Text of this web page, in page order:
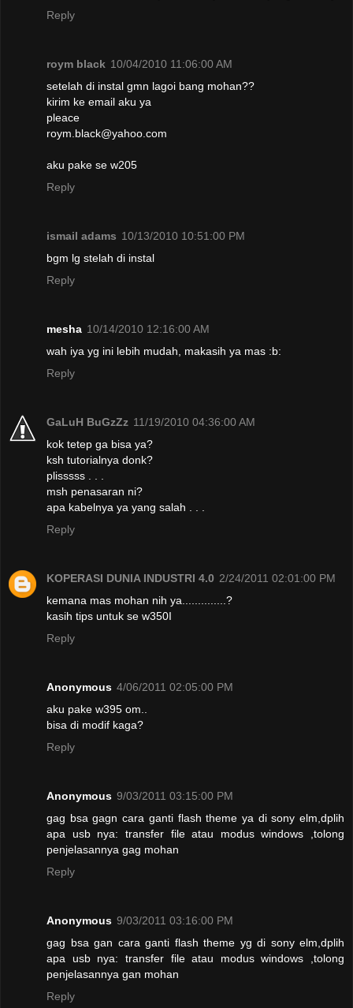
Reply
roym black 10/04/2010 11:06:00 AM
setelah di instal gmn lagoi bang mohan??
kirim ke email aku ya
pleace
roym.black@yahoo.com
aku pake se w205
Reply
ismail adams 10/13/2010 10:51:00 PM
bgm lg stelah di instal
Reply
mesha 10/14/2010 12:16:00 AM
wah iya yg ini lebih mudah, makasih ya mas :b:
Reply
GaLuH BuGzZz 11/19/2010 04:36:00 AM
kok tetep ga bisa ya?
ksh tutorialnya donk?
plisssss . . .
msh penasaran ni?
apa kabelnya ya yang salah . . .
Reply
KOPERASI DUNIA INDUSTRI 4.0 2/24/2011 02:01:00 PM
kemana mas mohan nih ya..............?
kasih tips untuk se w350I
Reply
Anonymous 4/06/2011 02:05:00 PM
aku pake w395 om..
bisa di modif kaga?
Reply
Anonymous 9/03/2011 03:15:00 PM
gag bsa gagn cara ganti flash theme ya di sony elm,dplih
apa usb nya: transfer file atau modus windows ,tolong
penjelasannya gag mohan
Reply
Anonymous 9/03/2011 03:16:00 PM
gag bsa gan cara ganti flash theme yg di sony elm,dplih
apa usb nya: transfer file atau modus windows ,tolong
penjelasannya gan mohan
Reply